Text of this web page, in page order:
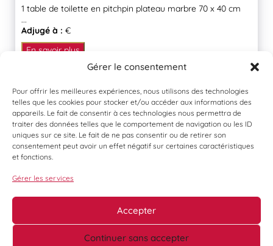
Gérer le consentement
Pour offrir les meilleures expériences, nous utilisons des technologies
telles que les cookies pour stocker et/ou accéder aux informations des
appareils. Le fait de consentir à ces technologies nous permettra de
traiter des données telles que le comportement de navigation ou les ID
uniques sur ce site. Le fait de ne pas consentir ou de retirer son
consentement peut avoir un effet négatif sur certaines caractéristiques
et fonctions.
Gérer les services
Accepter
Continuer sans accepter
1 table de toilette en pitchpin plateau marbre 70 x 40 cm
...
Adjugé à : €
En savoir plus